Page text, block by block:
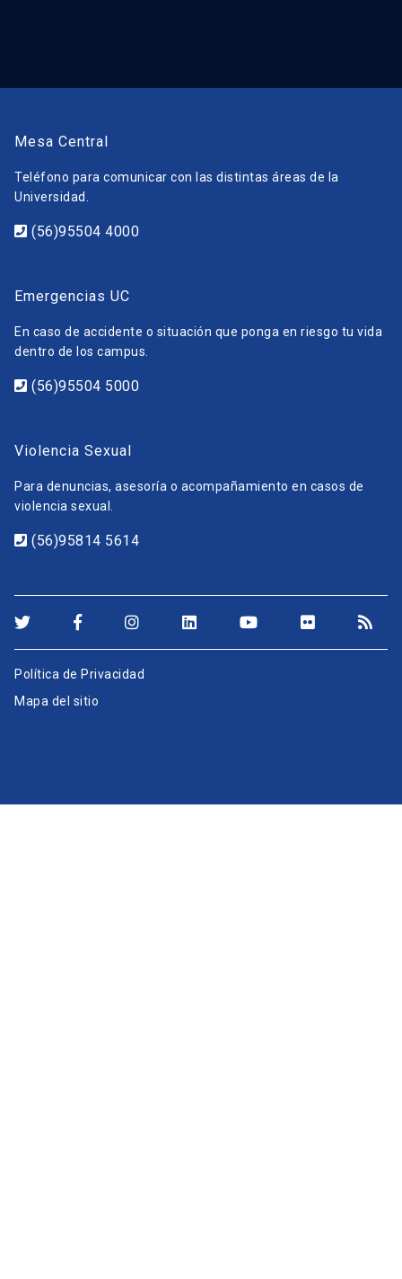
Mesa Central
Teléfono para comunicar con las distintas áreas de la
Universidad.
(56)95504 4000
Emergencias UC
En caso de accidente o situación que ponga en riesgo tu vida
dentro de los campus.
(56)95504 5000
Violencia Sexual
Para denuncias, asesoría o acompañamiento en casos de
violencia sexual.
(56)95814 5614
Política de Privacidad
Mapa del sitio